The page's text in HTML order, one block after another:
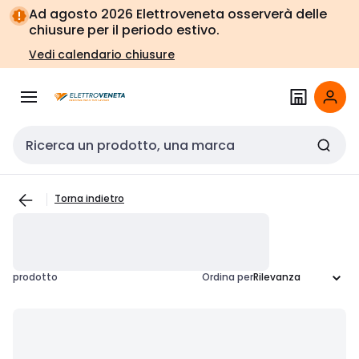
Vai alla
navigazione
Vai
alla
pagina
Ad agosto 2026 Elettroveneta osserverà delle
chiusure per il periodo estivo.
Vedi calendario chiusure
Cerca input
Torna indietro
prodotto Ordina per